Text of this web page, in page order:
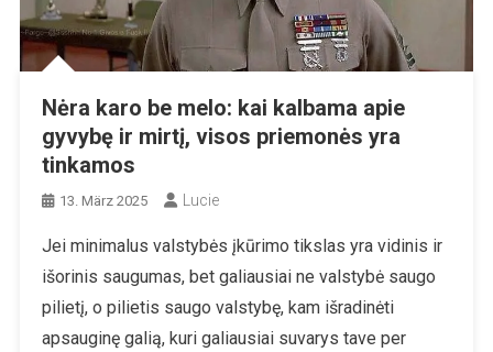
Nėra karo be melo: kai kalbama apie
gyvybę ir mirtį, visos priemonės yra
tinkamos
13. März 2025 Lucie
Jei minimalus valstybės įkūrimo tikslas yra vidinis ir
išorinis saugumas, bet galiausiai ne valstybė saugo
pilietį, o pilietis saugo valstybę, kam išradinėti
apsauginę galią, kuri galiausiai suvarys tave per